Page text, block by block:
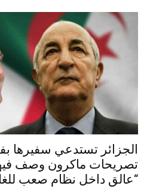
الجزائر تستدعي سفيرها
تصريحات ماكرون وصف
“عالق داخل نظام صعب